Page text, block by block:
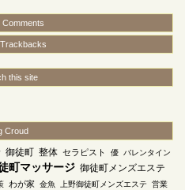
Comments
this site
Croud
御徒町 整体 セラピスト 優
バレンタイン
町マッサージ 御徒町メンズエステ
わが家 金魚 上野御徒町メンズエステ 営業